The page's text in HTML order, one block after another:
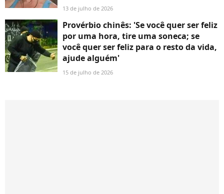
13 de julho de 2026
Provérbio chinês: 'Se você quer ser feliz
por uma hora, tire uma soneca; se
você quer ser feliz para o resto da vida,
ajude alguém'
15 de julho de 2026